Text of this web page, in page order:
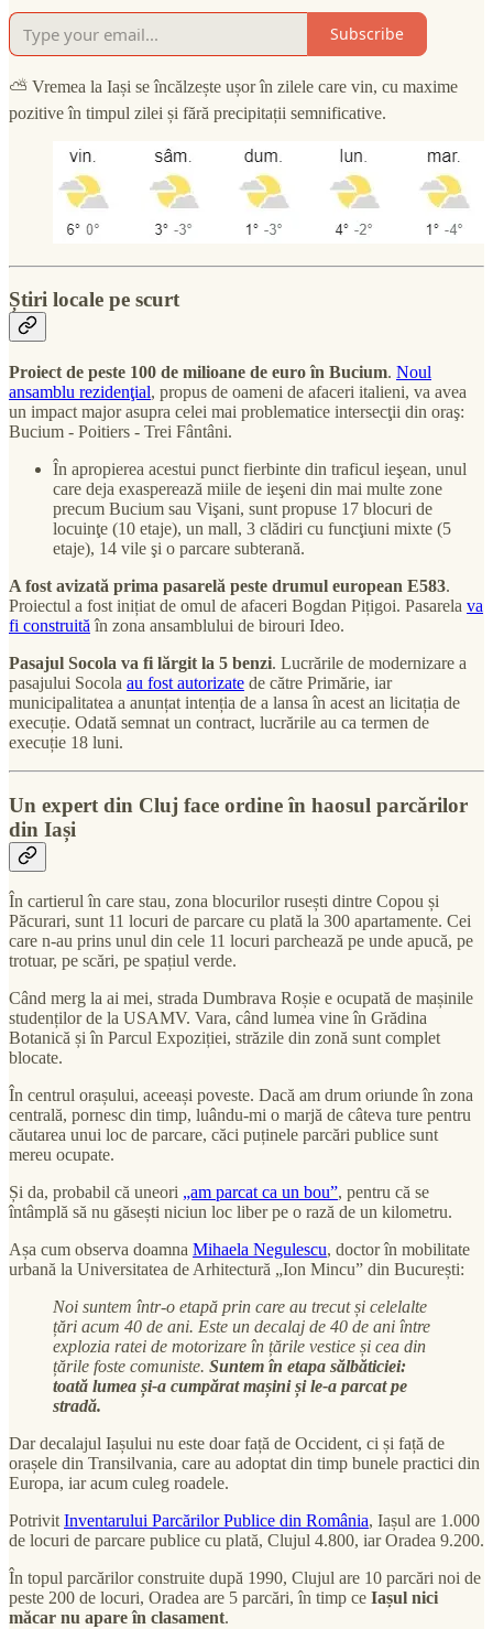
Subscribe
⛅ Vremea la Iași se încălzește ușor în zilele care vin, cu maxime
pozitive în timpul zilei și fără precipitații semnificative.
Știri locale pe scurt
Proiect de peste 100 de milioane de euro în Bucium. Noul
ansamblu rezidenţial, propus de oameni de afaceri italieni, va avea
un impact major asupra celei mai problematice intersecţii din oraş:
Bucium - Poitiers - Trei Fântâni.
În apropierea acestui punct fierbinte din traficul ieşean, unul
care deja exasperează miile de ieşeni din mai multe zone
precum Bucium sau Vişani, sunt propuse 17 blocuri de
locuinţe (10 etaje), un mall, 3 clădiri cu funcţiuni mixte (5
etaje), 14 vile şi o parcare subterană.
A fost avizată prima pasarelă peste drumul european E583.
Proiectul a fost inițiat de omul de afaceri Bogdan Pițigoi. Pasarela va
fi construită în zona ansamblului de birouri Ideo.
Pasajul Socola va fi lărgit la 5 benzi. Lucrările de modernizare a
pasajului Socola au fost autorizate de către Primărie, iar
municipalitatea a anunțat intenția de a lansa în acest an licitația de
execuție. Odată semnat un contract, lucrările au ca termen de
execuție 18 luni.
Un expert din Cluj face ordine în haosul parcărilor
din Iași
În cartierul în care stau, zona blocurilor rusești dintre Copou și
Păcurari, sunt 11 locuri de parcare cu plată la 300 apartamente. Cei
care n-au prins unul din cele 11 locuri parchează pe unde apucă, pe
trotuar, pe scări, pe spațiul verde.
Când merg la ai mei, strada Dumbrava Roșie e ocupată de mașinile
studenților de la USAMV. Vara, când lumea vine în Grădina
Botanică și în Parcul Expoziției, străzile din zonă sunt complet
blocate.
În centrul orașului, aceeași poveste. Dacă am drum oriunde în zona
centrală, pornesc din timp, luându-mi o marjă de câteva ture pentru
căutarea unui loc de parcare, căci puținele parcări publice sunt
mereu ocupate.
Și da, probabil că uneori „am parcat ca un bou”, pentru că se
întâmplă să nu găsești niciun loc liber pe o rază de un kilometru.
Așa cum observa doamna Mihaela Negulescu, doctor în mobilitate
urbană la Universitatea de Arhitectură „Ion Mincu” din București:
Noi suntem într-o etapă prin care au trecut și celelalte
țări acum 40 de ani. Este un decalaj de 40 de ani între
explozia ratei de motorizare în țările vestice și cea din
țările foste comuniste. Suntem în etapa sălbăticiei:
toată lumea și-a cumpărat mașini și le-a parcat pe
stradă.
Dar decalajul Iașului nu este doar față de Occident, ci și față de
orașele din Transilvania, care au adoptat din timp bunele practici din
Europa, iar acum culeg roadele.
PotrivitInventarului Parcărilor Publice din România, Iașul are 1.000
de locuri de parcare publice cu plată, Clujul 4.800, iar Oradea 9.200.
În topul parcărilor construite după 1990, Clujul are 10 parcări noi de
peste 200 de locuri, Oradea are 5 parcări, în timp ce Iașul nici
măcar nu apare în clasament.